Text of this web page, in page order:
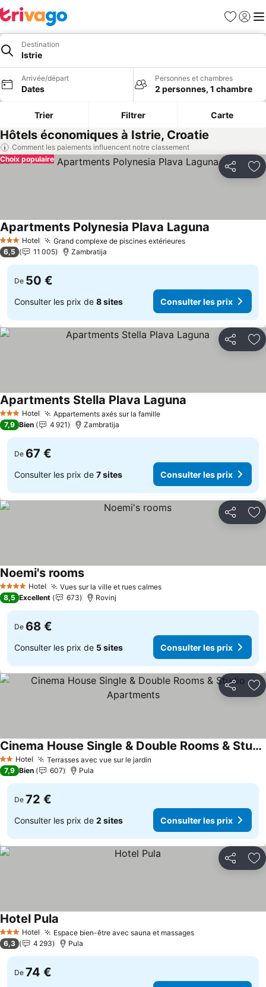
Favoris
Se
Destination
Istrie
Arrivée/départ
Dates
Personnes et chambres
2 personnes, 1 chambre
Trier Filtrer Carte
Hôtels économiques à Istrie, Croatie
Comment les paiements influencent notre classement
Partager
Choix populaire
3 ÉtoilesHotel Grand complexe de piscines extérieures
Apartments Polynesia Plava Laguna
6,5 11 005 Zambratija
De 50 €
Consulter les prix de 8 sites Consulter les prix
Partager
3 ÉtoilesHotel Appartements axés sur la famille
Apartments Stella Plava Laguna
7,9 Bien 4 921 Zambratija
De 67 €
Consulter les prix de 7 sites Consulter les prix
Partager
4 Étoiles Hotel Vues sur la ville et rues calmes
Noemi's rooms
8,5 Excellent 673 Rovinj
De 68 €
Consulter les prix de 5 sites Consulter les prix
Partager
2 Étoiles
Hotel Terrasses avec vue sur le jardin
Cinema House Single & Double Rooms & Studio Apartments
7,9 Bien 607 Pula
De 72 €
Consulter les prix de 2 sites Consulter les prix
Partager
3 ÉtoilesHotel Espace bien-être avec sauna et massages
Hotel Pula
6,3 4 293 Pula
De 74 €